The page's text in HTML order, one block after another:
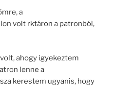
a
volt rktáron a patronból,
ahogy igyekeztem
lenne a
kerestem ugyanis, hogy